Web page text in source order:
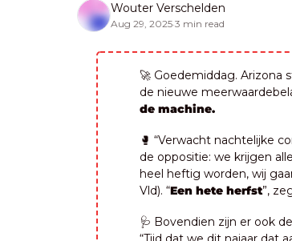
Wouter Verschelden
Aug 29, 2025•3 min read
🚀 Goedemiddag. Arizona
de nieuwe
de machine.
🥊 “Verwacht nachtelijke
de oppositie: we krijgen
heel heftig worden, wij
Vld). “Een hete herfst”,
🩺 Bovendien zijn er ook de